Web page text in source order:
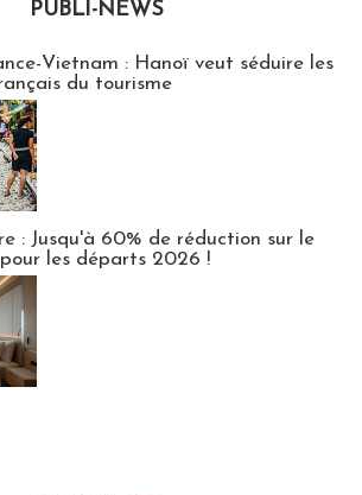
PUBLI-NEWS
Vietnam : Hanoï veut séduire les
du tourisme
: Jusqu'à 60% de réduction sur le
les départs 2026 !